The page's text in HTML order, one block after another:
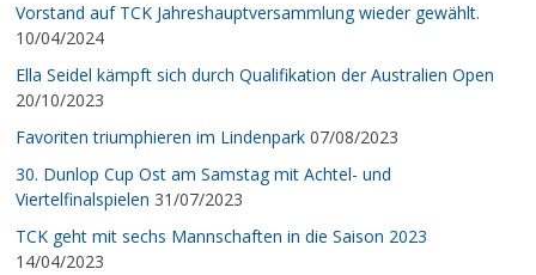
Vorstand auf TCK Jahreshauptversammlung wieder gewählt.
10/04/2024
Ella Seidel kämpft sich durch Qualifikation der Australien Open
20/10/2023
Favoriten triumphieren im Lindenpark 07/08/2023
30. Dunlop Cup Ost am Samstag mit Achtel- und
Viertelfinalspielen 31/07/2023
TCK geht mit sechs Mannschaften in die Saison 2023
14/04/2023